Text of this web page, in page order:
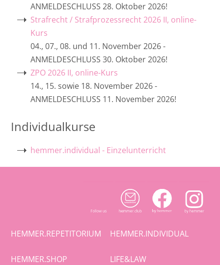
ANMELDESCHLUSS 28. Oktober 2026!
Strafrecht / Strafprozessrecht 2026 II, online-
Kurs
04., 07., 08. und 11. November 2026 -
ANMELDESCHLUSS 30. Oktober 2026!
ZPO 2026 II, online-Kurs
14., 15. sowie 18. November 2026 -
ANMELDESCHLUSS 11. November 2026!
Individualkurse
hemmer.individual - Einzelunterricht
HEMMER.REPETITORIUM HEMMER.INDIVIDUAL
HEMMER.SHOP LIFE&LAW